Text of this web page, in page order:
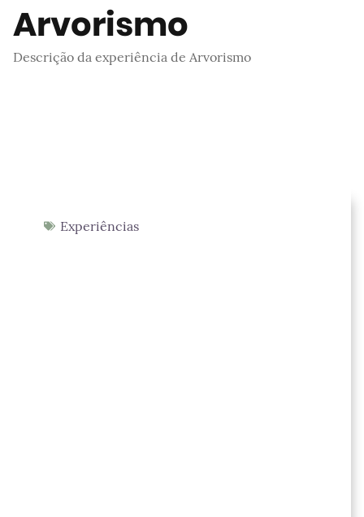
Arvorismo
Descrição da experiência de Arvorismo
Experiências